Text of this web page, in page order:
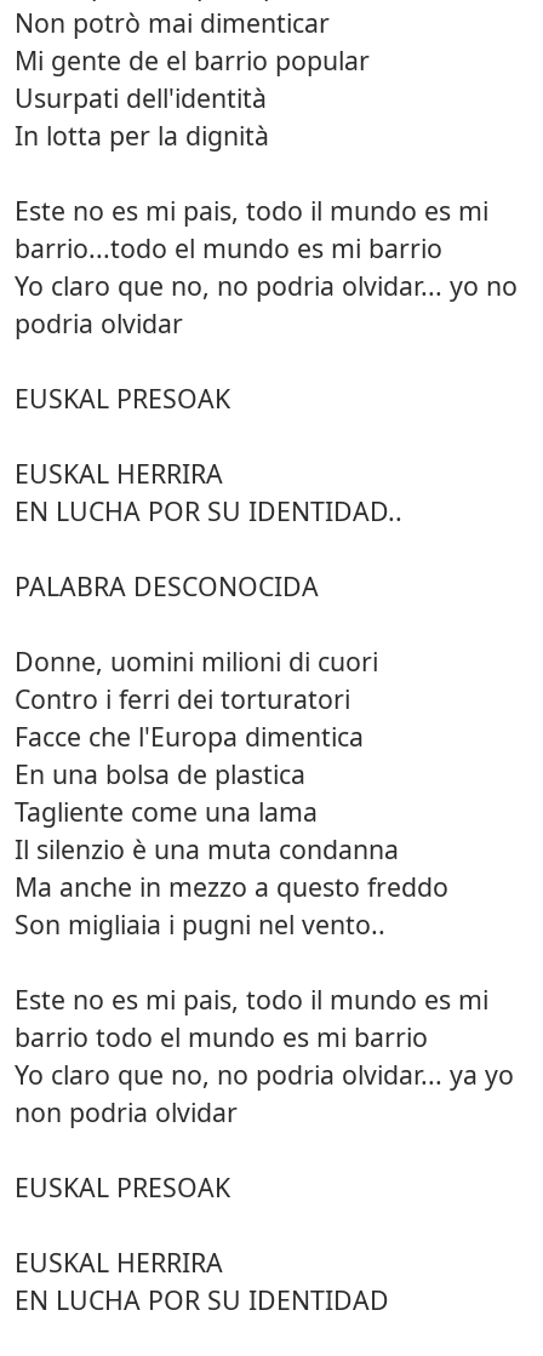
Non potrò mai dimenticar
Mi gente de el barrio popular
Usurpati dell'identità
In lotta per la dignità
Este no es mi pais, todo il mundo es mi
barrio...todo el mundo es mi barrio
Yo claro que no, no podria olvidar... yo no
podria olvidar
EUSKAL PRESOAK
EUSKAL HERRIRA
EN LUCHA POR SU IDENTIDAD..
PALABRA DESCONOCIDA
Donne, uomini milioni di cuori
Contro i ferri dei torturatori
Facce che l'Europa dimentica
En una bolsa de plastica
Tagliente come una lama
Il silenzio è una muta condanna
Ma anche in mezzo a questo freddo
Son migliaia i pugni nel vento..
Este no es mi pais, todo il mundo es mi
barrio todo el mundo es mi barrio
Yo claro que no, no podria olvidar... ya yo
non podria olvidar
EUSKAL PRESOAK
EUSKAL HERRIRA
EN LUCHA POR SU IDENTIDAD